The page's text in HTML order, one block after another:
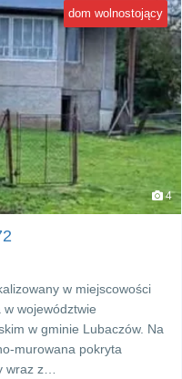
dom wolnostojący
4
w miejscowości
w województwie
w gminie Lubaczów. Na
murowana pokryta
wraz z…